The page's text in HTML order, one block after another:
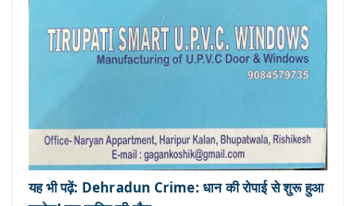
यह भी पढ़ें: Dehradun Crime: धान की रोपाई से शुरू हुआ